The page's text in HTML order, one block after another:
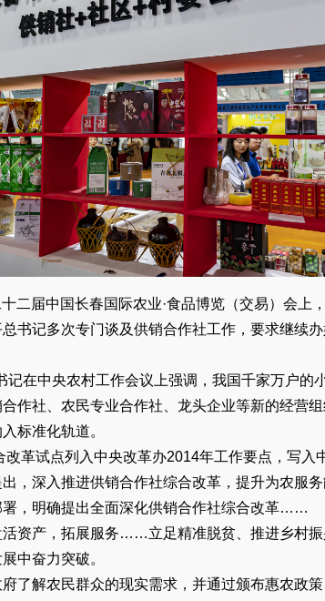
二届中国长春国际农业·食品博览（交易）会上
书记多次专门谈及供销合作社工作，要求继续
记在中央农村工作会议上强调，我国千家万户的
作社、农民专业合作社、龙头企业等新的经营
标准化轨道。
改革试点列入中央改革办2014年工作要点，写
，深入推进供销合作社综合改革，提升为农服
署，明确提出全面深化供销合作社综合改革……
资产，拓展服务……立足精准脱贫、推进乡村
中奋力突破。
了解农民群众的现实需求，并通过颁布惠农政